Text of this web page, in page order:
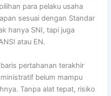
para pelaku usaha
sesuai dengan Standar
hanya SNI, tapi juga
atau EN.
pertahanan terakhir
belum mampu
Tanpa alat tepat, risiko